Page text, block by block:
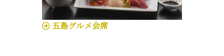
五島グルメ会席